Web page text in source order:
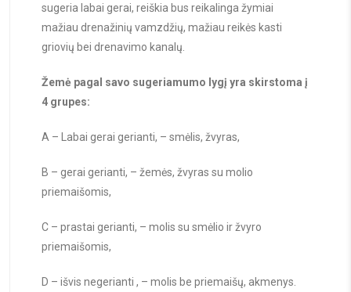
sugeria labai gerai, reiškia bus reikalinga žymiai
mažiau drenažinių vamzdžių, mažiau reikės kasti
griovių bei drenavimo kanalų.
Žemė pagal savo sugeriamumo lygį yra skirstoma į
4 grupes:
A – Labai gerai gerianti, – smėlis, žvyras,
B – gerai gerianti, – žemės, žvyras su molio
priemaišomis,
C – prastai gerianti, – molis su smėlio ir žvyro
priemaišomis,
D – išvis negerianti , – molis be priemaišų, akmenys.